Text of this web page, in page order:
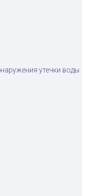
утечки воды